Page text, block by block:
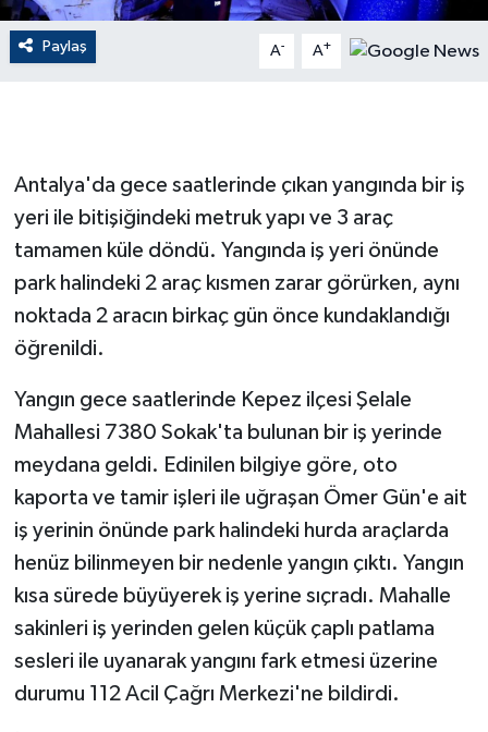
Paylaş A- A+
Antalya'da gece saatlerinde çıkan yangında bir iş
yeri ile bitişiğindeki metruk yapı ve 3 araç
tamamen küle döndü. Yangında iş yeri önünde
park halindeki 2 araç kısmen zarar görürken, aynı
noktada 2 aracın birkaç gün önce kundaklandığı
öğrenildi.
Yangın gece saatlerinde Kepez ilçesi Şelale
Mahallesi 7380 Sokak'ta bulunan bir iş yerinde
meydana geldi. Edinilen bilgiye göre, oto
kaporta ve tamir işleri ile uğraşan Ömer Gün'e ait
iş yerinin önünde park halindeki hurda araçlarda
henüz bilinmeyen bir nedenle yangın çıktı. Yangın
kısa sürede büyüyerek iş yerine sıçradı. Mahalle
sakinleri iş yerinden gelen küçük çaplı patlama
sesleri ile uyanarak yangını fark etmesi üzerine
durumu 112 Acil Çağrı Merkezi'ne bildirdi.
Finans
GENEL
GÜNDEM
Güvenlik
İNSAN
İş Dünyası
Jandarma
Kadın
KÜLTÜR SANAT
MAGAZİN